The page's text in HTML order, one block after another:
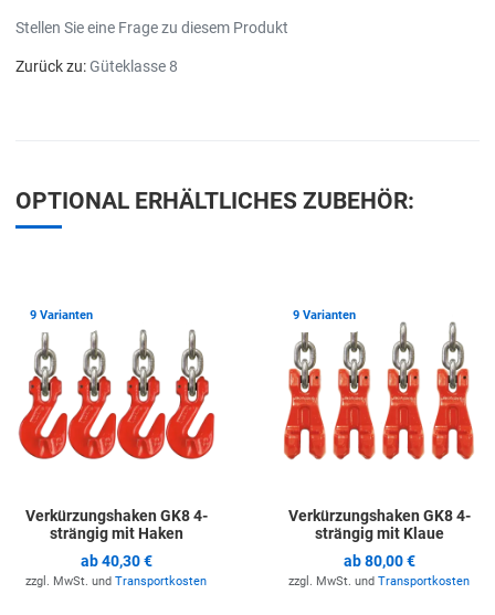
Stellen Sie eine Frage zu diesem Produkt
Zurück zu:Güteklasse 8
OPTIONAL ERHÄLTLICHES ZUBEHÖR:
9 Varianten Zur Merkliste hinzufügen
Verkürzungshaken GK8 4-
strängig mit Haken
ab40,30 €
zzgl. MwSt. und Transportkosten
9 Varianten
Verkürzungshaken GK8 4-
strängig mit Klaue
ab80,00 €
zzgl. MwSt. und Transportkosten